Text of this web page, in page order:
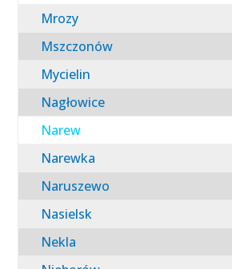
Mrozy
Mszczonów
Mycielin
Nagłowice
Narew
Narewka
Naruszewo
Nasielsk
Nekla